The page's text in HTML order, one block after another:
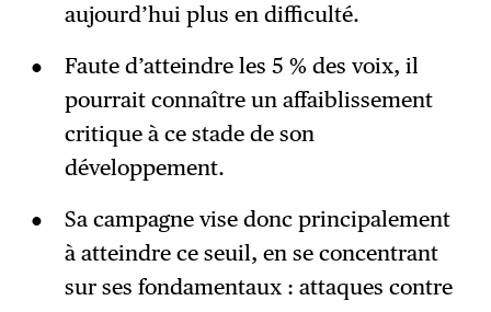
aujourd’hui plus en difficulté.
Faute d’atteindre les 5 % des voix, il
pourrait connaître un affaiblissement
critique à ce stade de son
développement.
Sa campagne vise donc principalement
à atteindre ce seuil, en se concentrant
sur ses fondamentaux : attaques contre